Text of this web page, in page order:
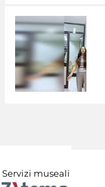
Servizi museali